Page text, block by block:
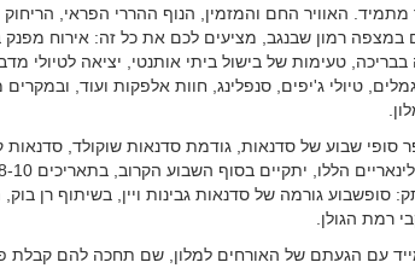
האוויר החם והמזמין, הנוף ההררי הפראי,
במצפה רמון שבנגב, מציעים לכם את כל זה: אירוח מפנק
טעימות של בישול ביתי אותנטי, יציאה לטיולי
גמלים, טיולי ג'יפים, סנפלינג, חוות אלפקות ועוד,
סופי שבוע של סדנאות, גודמת סדנאות שוקולד,
סופשבוע גורמה של סדנאות גבינות ויין, בשיתוף רן
רמת הגולן.
עם הגעתם של האורחים למלון, שם תחכה להם קבלת